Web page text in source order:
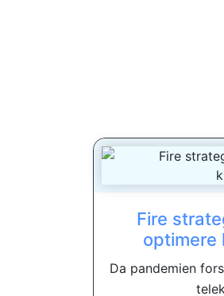
Fire
optimere
Da pandemien